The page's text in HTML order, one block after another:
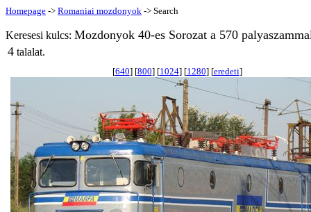
Homepage -> Romaniai mozdonyok -> Search
Keresesi kulcs: Mozdonyok 40-es Sorozat a 570
4 talalat.
[640] [800] [1024] [1280] [eredeti]